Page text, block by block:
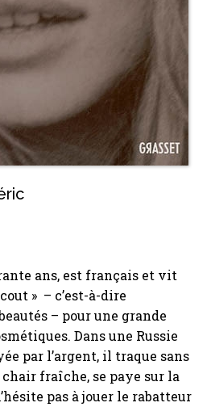
ans, est français et vit
» – c’est-à-dire
– pour une grande
Dans une Russie
par l’argent, il traque sans
fraîche, se paye sur la
pas à jouer le rabatteur